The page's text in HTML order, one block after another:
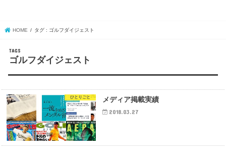
HOME タグ : ゴルフダイジェスト
ゴルフダイジェスト
ひとりごと メディア掲載実績
2018.03.27